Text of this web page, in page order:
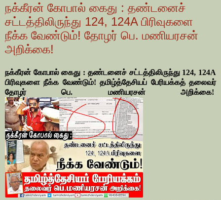
நக்கீரன் கோபால் கைது : தண்டனைச்
சட்டத்திலிருந்து 124, 124A பிரிவுகளை
நீக்க வேண்டும்! தோழர் பெ. மணியரசன்
அறிக்கை!
நக்கீரன் கோபால் கைது : தண்டனைச் சட்டத்திலிருந்து 124, 124A
பிரிவுகளை நீக்க வேண்டும்! தமிழ்த்தேசியப் பேரியக்கத் தலைவர்
தோழர் பெ. மணியரசன் அறிக்கை!